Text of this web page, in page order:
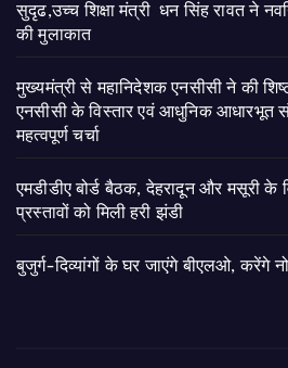
सुदृढ,उच्च शिक्षा मंत्री धन सिंह रावत ने
की मुलाकात
मुख्यमंत्री से महानिदेशक एनसीसी ने की
एनसीसी के विस्तार एवं आधुनिक आधारभूत
महत्वपूर्ण चर्चा
एमडीडीए बोर्ड बैठक, देहरादून और मसूरी
प्रस्तावों को मिली हरी झंडी
बुजुर्ग-दिव्यांगों के घर जाएंगे बीएलओ, करेंगे